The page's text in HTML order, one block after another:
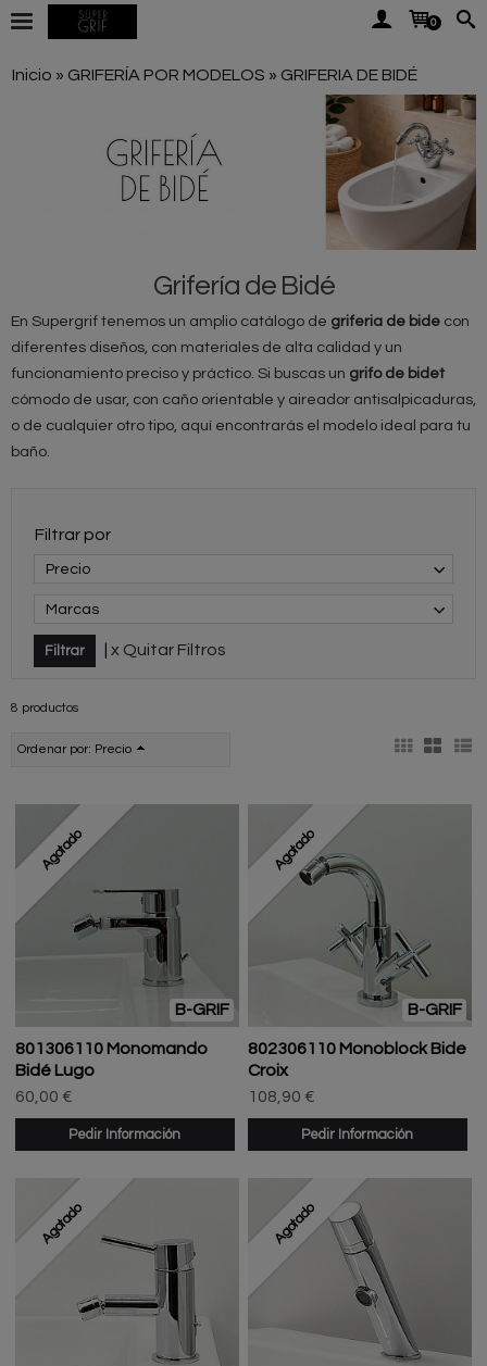
0
Inicio » GRIFERÍA POR MODELOS » GRIFERIA DE BIDÉ
Grifería de Bidé
En Supergrif tenemos un amplio catálogo de griferia de bide con
diferentes diseños, con materiales de alta calidad y un
funcionamiento preciso y práctico. Si buscas un grifo de bidet
cómodo de usar, con caño orientable y aireador antisalpicaduras,
o de cualquier otro tipo, aquí encontrarás el modelo ideal para tu
baño.
Filtrar por
Precio
Marcas
x Quitar Filtros
8 productos
Ordenar por: Precio
Agotado
B-GRIF
801306110 Monomando
Bidé Lugo
60,00 €
Pedir Información
Agotado
B-GRIF
802306110 Monoblock Bide
Croix
108,90 €
Pedir Información
Agotado Agotado